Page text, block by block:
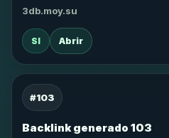
3db.moy.su
SI Abrir
#103
Backlink generado 103